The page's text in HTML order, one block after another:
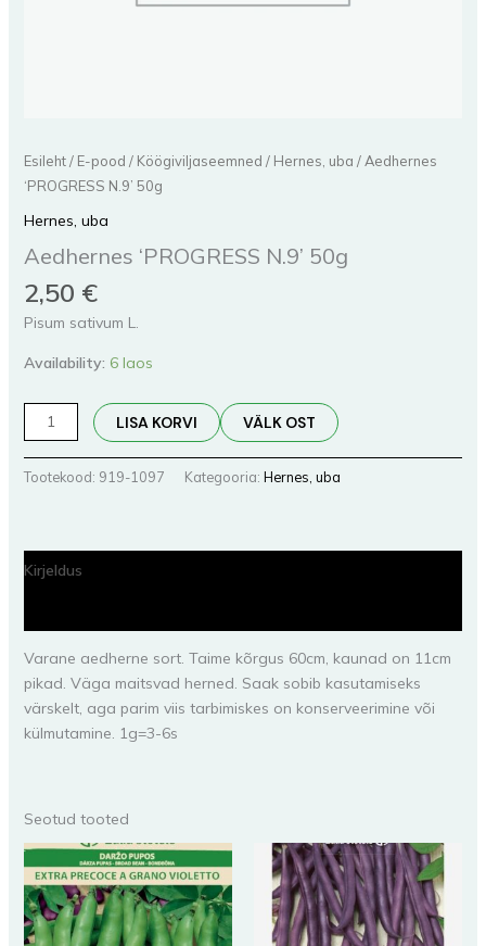
Esileht/ E-pood / Köögiviljaseemned / Hernes, uba / Aedhernes
‘PROGRESS N.9’ 50g
Hernes, uba
Aedhernes ‘PROGRESS N.9’ 50g
2,50 €
Pisum sativum L.
Availability: 6 laos
LISA KORVI VÄLK OST
Tootekood: 919-1097 Kategooria: Hernes, uba
Kirjeldus
Varane aedherne sort. Taime kõrgus 60cm, kaunad on 11cm
pikad. Väga maitsvad herned. Saak sobib kasutamiseks
värskelt, aga parim viis tarbimiskes on konserveerimine või
külmutamine. 1g=3-6s
Seotud tooted